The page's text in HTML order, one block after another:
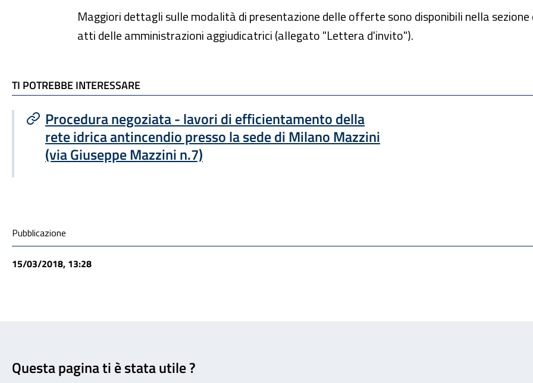
Maggiori dettagli sulle modalità di presentazione delle offerte sono disponibili nella
atti delle amministrazioni aggiudicatrici (allegato "Lettera d'invito").
TI POTREBBE INTERESSARE
TI POTREBBE INTERESSARE
Procedura negoziata - lavori di efficientamento della
rete idrica antincendio presso la sede di Milano Mazzini
(via Giuseppe Mazzini n.7)
Condivisione social
Pubblicazione
15/03/2018, 13:28
Questa pagina ti è stata utile ?